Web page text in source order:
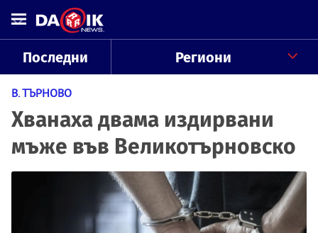
Последни Региони
В. ТЪРНОВО
Хванаха двама издирвани
мъже във Великотърновско